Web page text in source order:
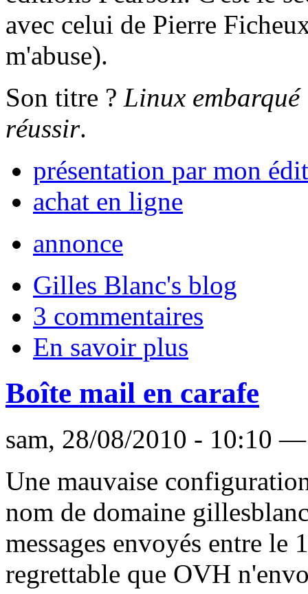
avec celui de Pierre
m'abuse).
Son titre ? Linux embarqué
réussir.
présentation par mon
achat en ligne
annonce
Gilles Blanc's blog
3 commentaires
En savoir plus
Boîte mail en carafe
sam, 28/08/2010 - 10:10
Une mauvaise
nom de domaine
messages envoyés entre
regrettable que OVH